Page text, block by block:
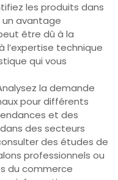
les produits dans
avantage
être dû à la
l’expertise technique
qui vous
la demande
pour différents
et des
des secteurs
des études de
professionnels ou
du commerce